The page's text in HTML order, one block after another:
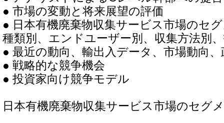
● 市場の変動と将来展望の評価
● 日本有機廃棄物収集サービス市場のセ
種類別、エンドユーザー別、収集方法別
● 最近の動向、輸出入データ、市場動向
● 戦略的な競争機会
● 投資家向け競争モデル
日本有機廃棄物収集サービス市場のセグ